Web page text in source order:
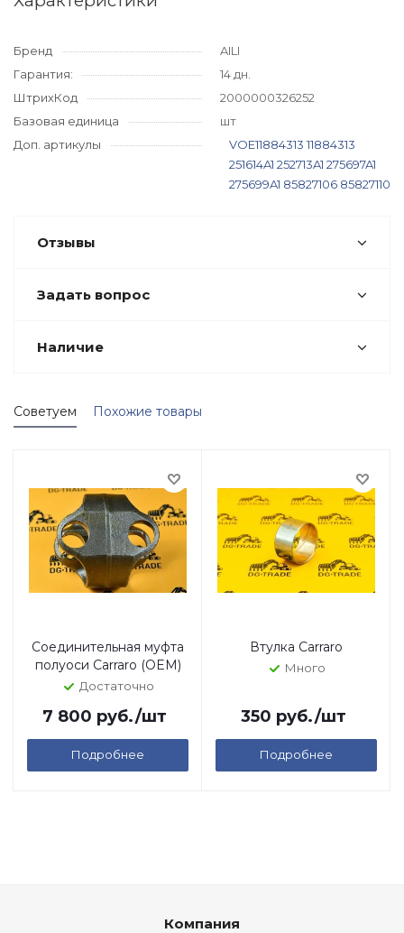
Бренд
AILI
Гарантия:
14 дн.
ШтрихКод
2000000326252
Базовая единица
шт
Доп. артикулы
VOE11884313 11884313
251614A1 252713A1 275697A1
275699A1 85827106 85827110
Отзывы
Задать вопрос
Наличие
Советуем Похожие товары
Соединительная муфта
полуоси Carraro (OEM)
Достаточно
7 800 руб./шт
Подробнее
Втулка Carraro
Много
350 руб./шт
Подробнее
Компания